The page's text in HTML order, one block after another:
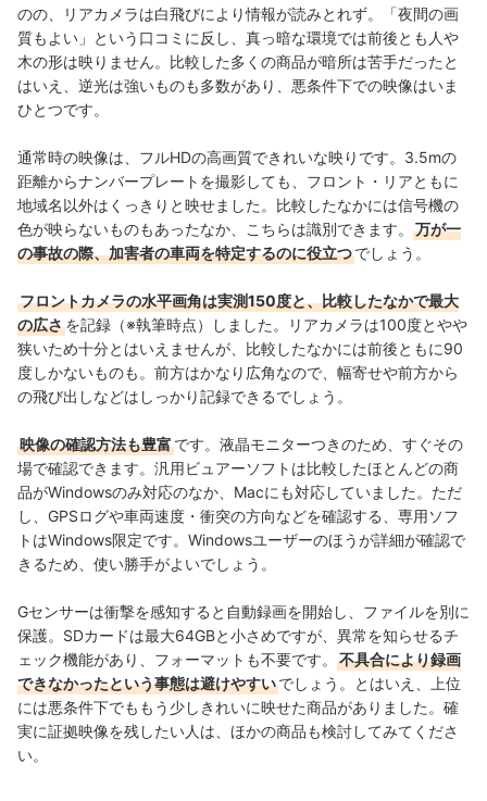
のの、リアカメラは白飛びにより情報が読みとれず。「夜間の画
質もよい」という口コミに反し、真っ暗な環境では前後とも人や
木の形は映りません。比較した多くの商品が暗所は苦手だったと
はいえ、逆光は強いものも多数があり、悪条件下での映像はいま
ひとつです。
通常時の映像は、フルHDの高画質できれいな映りです。3.5mの
距離からナンバープレートを撮影しても、フロント・リアともに
地域名以外はくっきりと映せました。比較したなかには信号機の
色が映らないものもあったなか、こちらは識別できます。
万が一
の事故の際、加害者の車両を特定するのに役立つでしょう。
フロントカメラの水平画角は実測150度と、比較したなかで最大
の広さを記録（※執筆時点）しました。リアカメラは100度とやや
狭いため十分とはいえませんが、比較したなかには前後ともに90
度しかないものも。前方はかなり広角なので、幅寄せや前方から
の飛び出しなどはしっかり記録できるでしょう。
映像の確認方法も豊富です。液晶モニターつきのため、すぐその
場で確認できます。汎用ビュアーソフトは比較したほとんどの商
品がWindowsのみ対応のなか、Macにも対応していました。ただ
し、 GPSログや車両速度・衝突の方向などを確認する、 専用ソフ
トはWindows限定です。 Windowsユーザーのほうが詳細が確認で
きるため、使い勝手がよいでしょう。
Gセンサーは衝撃を感知すると自動録画を開始し、ファイルを別に
保護。SDカードは最大64GBと小さめですが、異常を知らせるチ
ェック機能があり、フォーマットも不要です。
不具合により録画
できなかったという事態は避けやすいでしょう。とはいえ、上位
には悪条件下でももう少しきれいに映せた商品がありました。 確
実に証拠映像を残したい人は、ほかの商品も検討してみてくださ
い。